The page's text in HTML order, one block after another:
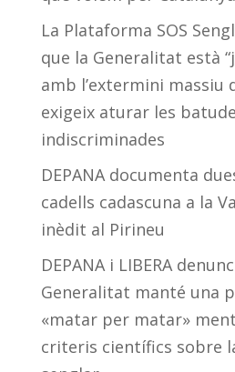
La Plataforma SOS
que la Generalitat està
amb l’extermini massiu
exigeix aturar les
indiscriminades
DEPANA documenta
cadells cadascuna a la
inèdit al Pirineu
DEPANA i LIBERA
Generalitat manté una
«matar per matar»
criteris científics sobre